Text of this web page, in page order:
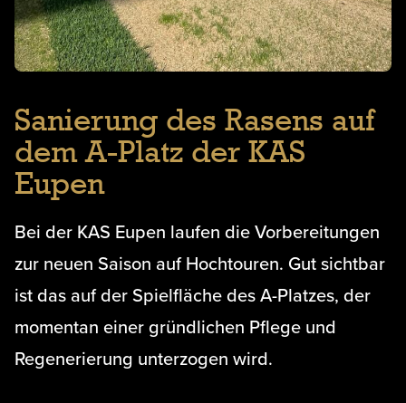
Sanierung des Rasens auf
dem A-Platz der KAS
Eupen
Bei der KAS Eupen laufen die Vorbereitungen
zur neuen Saison auf Hochtouren. Gut sichtbar
ist das auf der Spielfläche des A-Platzes, der
momentan einer gründlichen Pflege und
Regenerierung unterzogen wird.